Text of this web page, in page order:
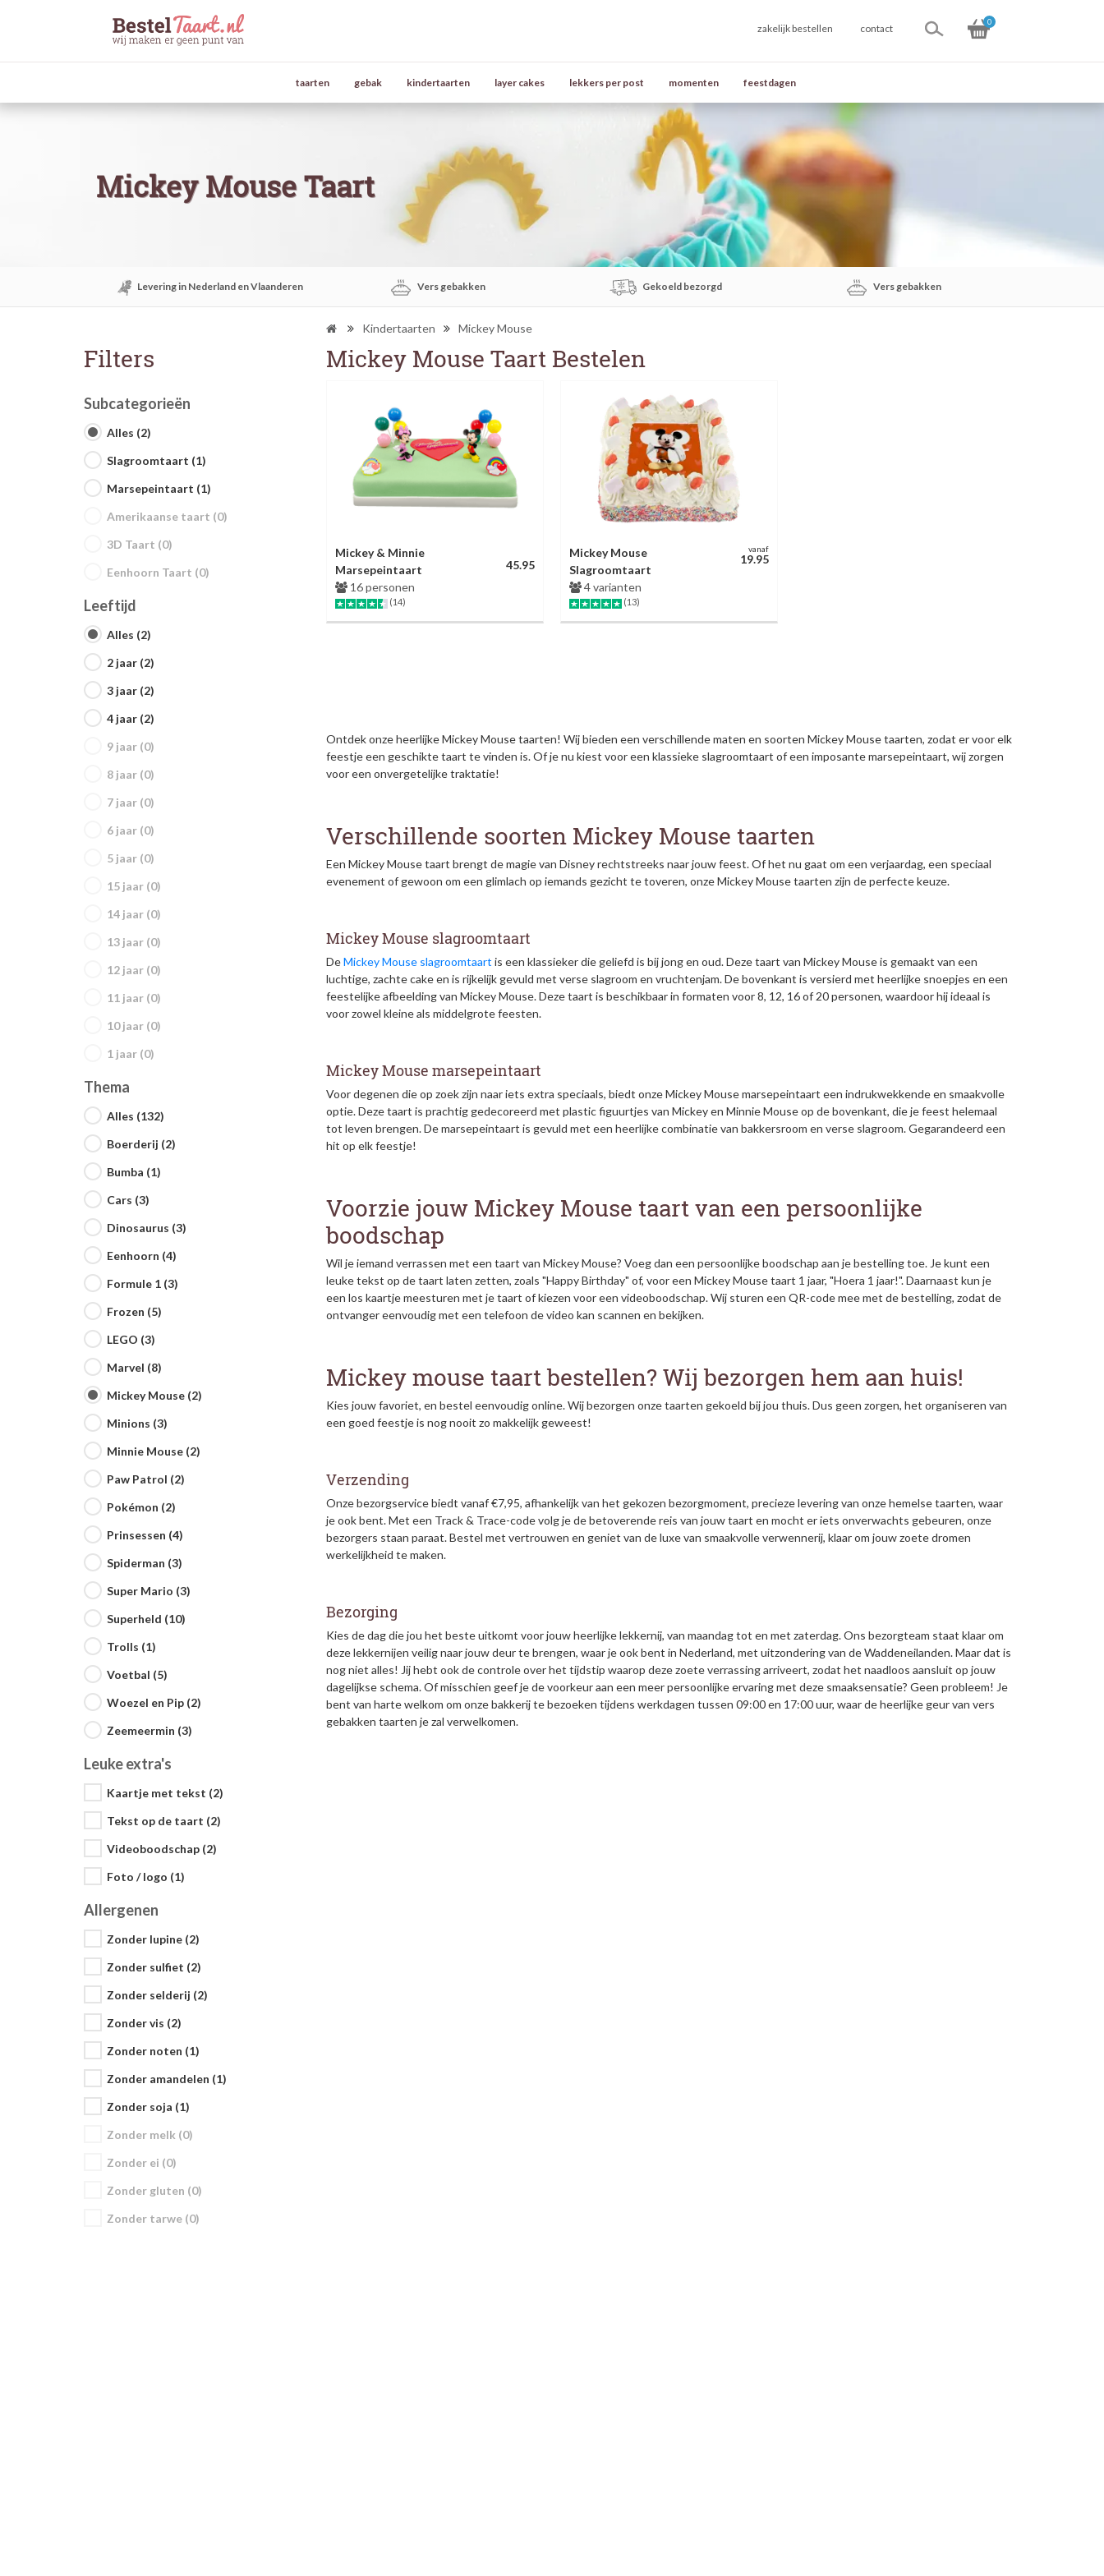
zakelijk bestellen contact
0
taarten gebak kindertaarten layer cakes lekkers per post momenten feestdagen
Mickey Mouse Taart
Levering in Nederland en Vlaanderen Vers gebakken Gekoeld bezorgd Vers gebakken
Kindertaarten Mickey Mouse
Filters
Subcategorieën
Alles (2)
Slagroomtaart (1)
Marsepeintaart (1)
Amerikaanse taart (0)
3D Taart (0)
Eenhoorn Taart (0)
Leeftijd
Alles (2)
2 jaar (2)
3 jaar (2)
4 jaar (2)
9 jaar (0)
8 jaar (0)
7 jaar (0)
6 jaar (0)
5 jaar (0)
15 jaar (0)
14 jaar (0)
13 jaar (0)
12 jaar (0)
11 jaar (0)
10 jaar (0)
1 jaar (0)
Thema
Alles (132)
Boerderij (2)
Bumba (1)
Cars (3)
Dinosaurus (3)
Eenhoorn (4)
Formule 1 (3)
Frozen (5)
LEGO (3)
Marvel (8)
Mickey Mouse (2)
Minions (3)
Minnie Mouse (2)
Paw Patrol (2)
Pokémon (2)
Prinsessen (4)
Spiderman (3)
Super Mario (3)
Superheld (10)
Trolls (1)
Voetbal (5)
Woezel en Pip (2)
Zeemeermin (3)
Leuke extra's
Kaartje met tekst (2)
Tekst op de taart (2)
Videoboodschap (2)
Foto / logo (1)
Allergenen
Zonder lupine (2)
Zonder sulfiet (2)
Zonder selderij (2)
Zonder vis (2)
Zonder noten (1)
Zonder amandelen (1)
Zonder soja (1)
Zonder melk (0)
Zonder ei (0)
Zonder gluten (0)
Zonder tarwe (0)
Mickey Mouse Taart Bestelen
Mickey & Minnie
Marsepeintaart
16 personen
(14)
45.95
Mickey Mouse
Slagroomtaart
4 varianten
(13)
vanaf
19.95
Ontdek onze heerlijke Mickey Mouse taarten! Wij bieden een verschillende maten en soorten Mickey Mouse taarten, zodat er voor elk
feestje een geschikte taart te vinden is. Of je nu kiest voor een klassieke slagroomtaart of een imposante marsepeintaart, wij zorgen
voor een onvergetelijke traktatie!
Verschillende soorten Mickey Mouse taarten
Een Mickey Mouse taart brengt de magie van Disney rechtstreeks naar jouw feest. Of het nu gaat om een verjaardag, een speciaal
evenement of gewoon om een glimlach op iemands gezicht te toveren, onze Mickey Mouse taarten zijn de perfecte keuze.
Mickey Mouse slagroomtaart
DeMickey Mouse slagroomtaart is een klassieker die geliefd is bij jong en oud. Deze taart van Mickey Mouse is gemaakt van een
luchtige, zachte cake en is rijkelijk gevuld met verse slagroom en vruchtenjam. De bovenkant is versierd met heerlijke snoepjes en een
feestelijke afbeelding van Mickey Mouse. Deze taart is beschikbaar in formaten voor 8, 12, 16 of 20 personen, waardoor hij ideaal is
voor zowel kleine als middelgrote feesten.
Mickey Mouse marsepeintaart
Voor degenen die op zoek zijn naar iets extra speciaals, biedt onze Mickey Mouse marsepeintaart een indrukwekkende en smaakvolle
optie. Deze taart is prachtig gedecoreerd met plastic figuurtjes van Mickey en Minnie Mouse op de bovenkant, die je feest helemaal
tot leven brengen. De marsepeintaart is gevuld met een heerlijke combinatie van bakkersroom en verse slagroom. Gegarandeerd een
hit op elk feestje!
Voorzie jouw Mickey Mouse taart van een persoonlijke
boodschap
Wil je iemand verrassen met een taart van Mickey Mouse? Voeg dan een persoonlijke boodschap aan je bestelling toe. Je kunt een
leuke tekst op de taart laten zetten, zoals "Happy Birthday" of, voor een Mickey Mouse taart 1 jaar, "Hoera 1 jaar!". Daarnaast kun je
een los kaartje meesturen met je taart of kiezen voor een videoboodschap. Wij sturen een QR-code mee met de bestelling, zodat de
ontvanger eenvoudig met een telefoon de video kan scannen en bekijken.
Mickey mouse taart bestellen? Wij bezorgen hem aan huis!
Kies jouw favoriet, en bestel eenvoudig online. Wij bezorgen onze taarten gekoeld bij jou thuis. Dus geen zorgen, het organiseren van
een goed feestje is nog nooit zo makkelijk geweest!
Verzending
Onze bezorgservice biedt vanaf €7,95, afhankelijk van het gekozen bezorgmoment, precieze levering van onze hemelse taarten, waar
je ook bent. Met een Track & Trace-code volg je de betoverende reis van jouw taart en mocht er iets onverwachts gebeuren, onze
bezorgers staan paraat. Bestel met vertrouwen en geniet van de luxe van smaakvolle verwennerij, klaar om jouw zoete dromen
werkelijkheid te maken.
Bezorging
Kies de dag die jou het beste uitkomt voor jouw heerlijke lekkernij, van maandag tot en met zaterdag. Ons bezorgteam staat klaar om
deze lekkernijen veilig naar jouw deur te brengen, waar je ook bent in Nederland, met uitzondering van de Waddeneilanden. Maar dat is
nog niet alles! Jij hebt ook de controle over het tijdstip waarop deze zoete verrassing arriveert, zodat het naadloos aansluit op jouw
dagelijkse schema. Of misschien geef je de voorkeur aan een meer persoonlijke ervaring met deze smaaksensatie? Geen probleem! Je
bent van harte welkom om onze bakkerij te bezoeken tijdens werkdagen tussen 09:00 en 17:00 uur, waar de heerlijke geur van vers
gebakken taarten je zal verwelkomen.